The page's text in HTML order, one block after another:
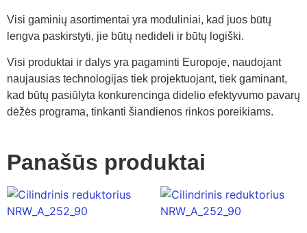
Visi gaminių asortimentai yra moduliniai, kad juos būtų
lengva paskirstyti, jie būtų nedideli ir būtų logiški.
Visi produktai ir dalys yra pagaminti Europoje, naudojant
naujausias technologijas tiek projektuojant, tiek gaminant,
kad būtų pasiūlyta konkurencinga didelio efektyvumo pavarų
dėžės programa, tinkanti šiandienos rinkos poreikiams.
Panašūs produktai